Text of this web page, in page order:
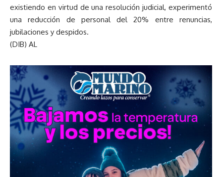
existiendo en virtud de una resolución judicial, experimentó
una reducción de personal del 20% entre renuncias,
jubilaciones y despidos.
(DIB) AL